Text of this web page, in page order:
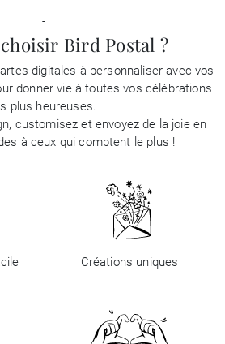
-
Bird Postal ?
digitales à personnaliser avec vos
donner vie à toutes vos célébrations
plus heureuses.
customisez et envoyez de la joie en
à ceux qui comptent le plus !
Créations uniques